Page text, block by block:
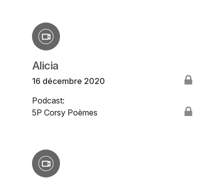
Alicia
16 décembre 2020
Podcast:
5P Corsy Poèmes